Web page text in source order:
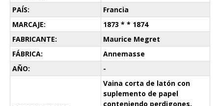
PAÍS:
Francia
MARCAJE:
1873 * * 1874
FABRICANTE:
Maurice Megret
FÁBRICA:
Annemasse
AÑO:
-
Vaina corta de latón con
suplemento de papel
conteniendo perdigones.